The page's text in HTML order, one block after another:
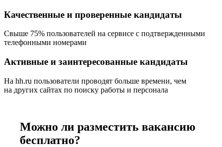
Качественные и проверенные кандидаты
Свыше 75% пользователей на сервисе с подтвержденными
телефонными номерами
Активные и заинтересованные кандидаты
На hh.ru пользователи проводят больше времени, чем
на других сайтах по поиску работы и персонала
Можно ли разместить вакансию
бесплатно?